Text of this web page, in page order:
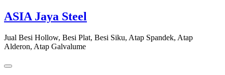
Skip
to
ASIA Jaya Steel
Jual Besi Hollow, Besi Plat, Besi Siku, Atap Spandek, Atap
Alderon, Atap Galvalume